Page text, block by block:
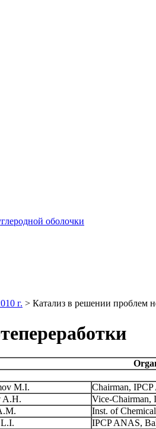
оболочки
г. > Катализ в решении проблем
M.I.
Chairman,
A.H.
Vice-Chairman,
Inst. of
IPCP ANAS,